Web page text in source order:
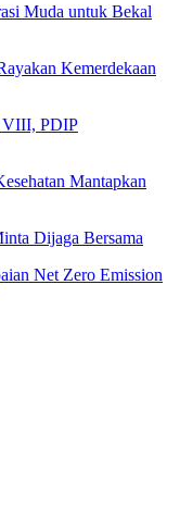
Muda untuk Bekal
Kemerdekaan
VIII, PDIP
Mantapkan
Dijaga Bersama
Net Zero Emission